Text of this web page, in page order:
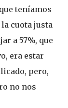
teníamos
cuota justa
a 57%, que
era estar
pero,
no nos